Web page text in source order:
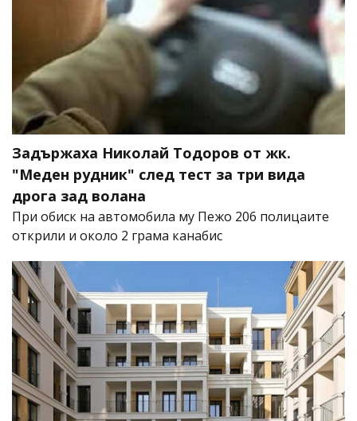
Задържаха Николай Тодоров от жк.
"Меден рудник" след тест за три вида
дрога зад волана
При обиск на автомобила му Пежо 206 полицаите
открили и около 2 грама канабис